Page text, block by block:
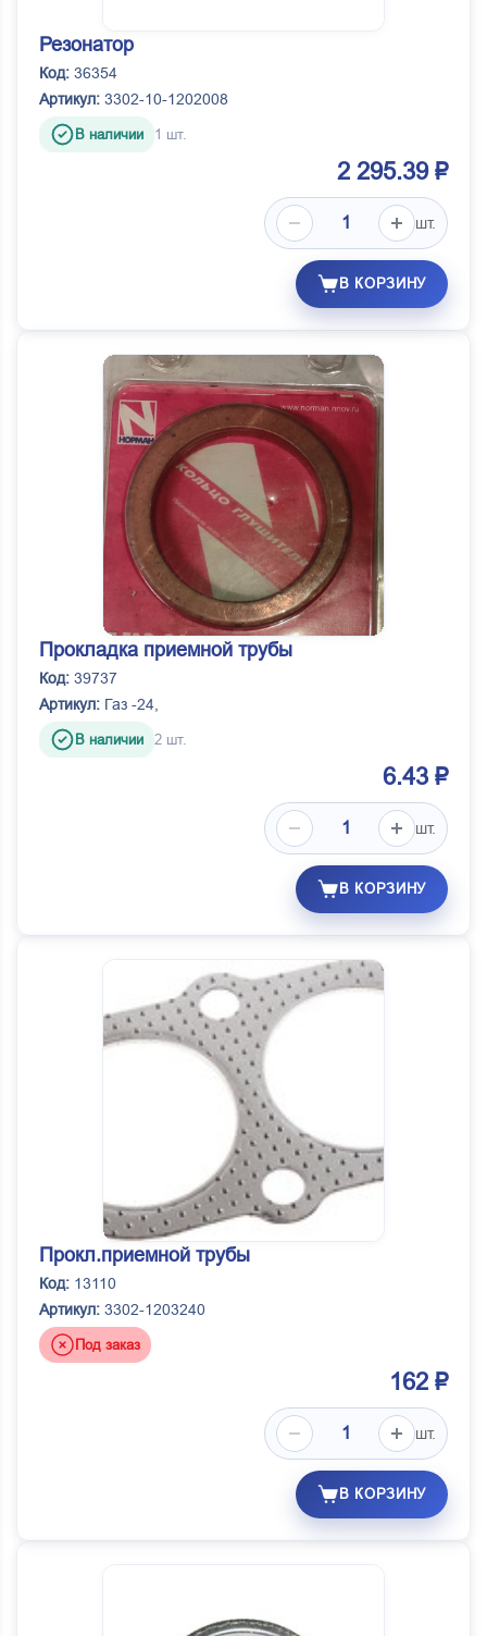
Резонатор
Код: 36354
Артикул: 3302-10-1202008
В наличии 1 шт.
2 295.39 ₽
шт.
В КОРЗИНУ
Прокладка приемной трубы
Код: 39737
Артикул: Газ -24,
В наличии 2 шт.
6.43 ₽
шт.
В КОРЗИНУ
Прокл.приемной трубы
Код: 13110
Артикул: 3302-1203240
Под заказ
162 ₽
шт.
В КОРЗИНУ